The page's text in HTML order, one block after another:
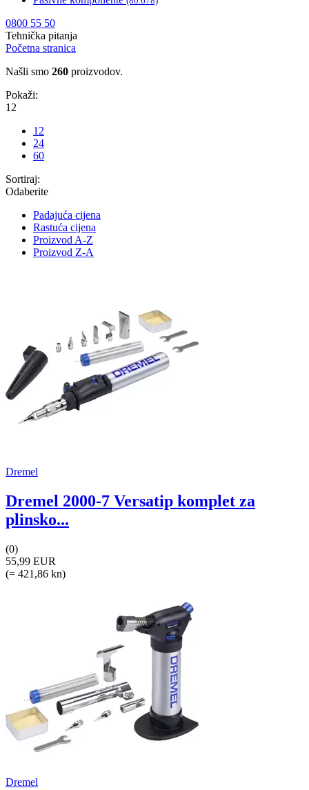
0800 55 50
Tehnička pitanja
Početna stranica
Našli smo 260 proizvodov.
Pokaži:
12
12
24
60
Sortiraj:
Odaberite
Padajuća cijena
Rastuća cijena
Proizvod A-Z
Proizvod Z-A
Dremel
Dremel 2000-7 Versatip komplet za
plinsko...
(0)
55,99 EUR
(= 421,86 kn)
Dremel